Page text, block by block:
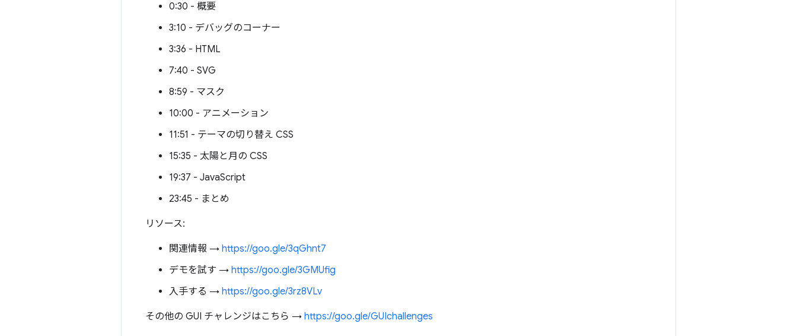
0:30 - 概要
3:10 - デバッグのコーナー
3:36 - HTML
7:40 - SVG
8:59 - マスク
10:00 - アニメーション
11:51 - テーマの切り替え CSS
15:35 - 太陽と月の CSS
19:37 - JavaScript
23:45 - まとめ
リソース:
関連情報 → https://goo.gle/3qGhnt7
デモを試す → https://goo.gle/3GMUfig
入手する → https://goo.gle/3rz8VLv
その他の GUI チャレンジはこちら → https://goo.gle/GUIchallenges